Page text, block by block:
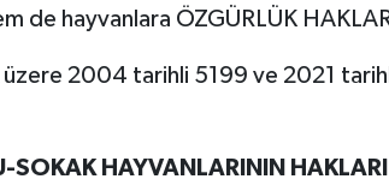
de hayvanlara ÖZGÜRLÜK
üzere 2004 tarihli 5199 ve 2021
SOKAK HAYVANLARININ HAKLARI